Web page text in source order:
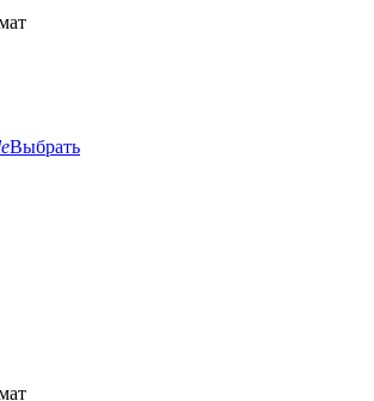
Выбрать